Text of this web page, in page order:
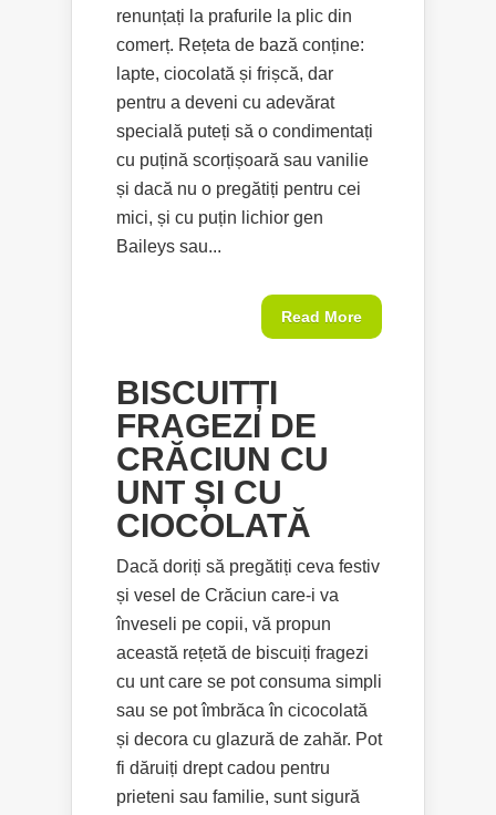
renunțați la prafurile la plic din
comerț. Rețeta de bază conține:
lapte, ciocolată și frișcă, dar
pentru a deveni cu adevărat
specială puteți să o condimentați
cu puțină scorțișoară sau vanilie
și dacă nu o pregătiți pentru cei
mici, și cu puțin lichior gen
Baileys sau...
Read More
BISCUITȚI
FRAGEZI DE
CRĂCIUN CU
UNT ȘI CU
CIOCOLATĂ
Dacă doriți să pregătiți ceva festiv
și vesel de Crăciun care-i va
înveseli pe copii, vă propun
această rețetă de biscuiți fragezi
cu unt care se pot consuma simpli
sau se pot îmbrăca în cicocolată
și decora cu glazură de zahăr. Pot
fi dăruiți drept cadou pentru
prieteni sau familie, sunt sigură